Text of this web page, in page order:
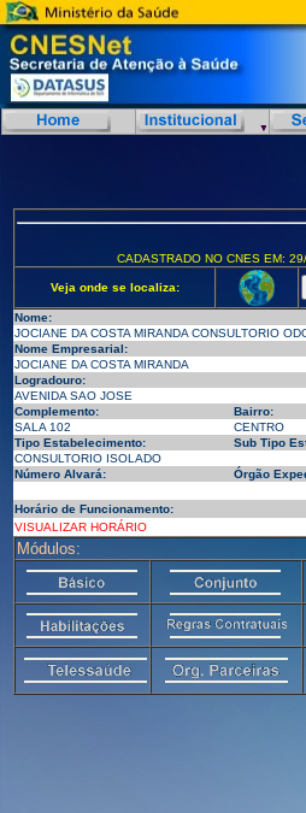
CADASTRADO NO CNES EM:
Veja onde se localiza:
Nome:
JOCIANE DA COSTA MIRANDA CONSULTORIO
Nome Empresarial:
JOCIANE DA COSTA MIRANDA
Logradouro:
AVENIDA SAO JOSE
Complemento:
Bairro:
SALA 102
CENTRO
Tipo Estabelecimento:
Sub Tipo
CONSULTORIO ISOLADO
Número Alvará:
Órgão
Horário de Funcionamento:
VISUALIZAR HORÁRIO
Módulos: